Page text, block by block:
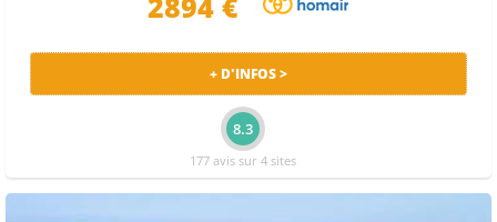
+ D'INFOS >
8.3
177 avis sur 4 sites